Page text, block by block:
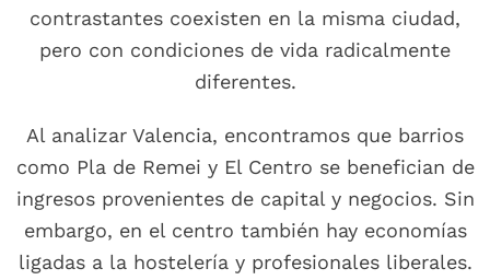
contrastantes coexisten en la misma ciudad,
pero con condiciones de vida radicalmente
diferentes.
Al analizar Valencia, encontramos que barrios
como Pla de Remei y El Centro se benefician de
ingresos provenientes de capital y negocios. Sin
embargo, en el centro también hay economías
ligadas a la hostelería y profesionales liberales.